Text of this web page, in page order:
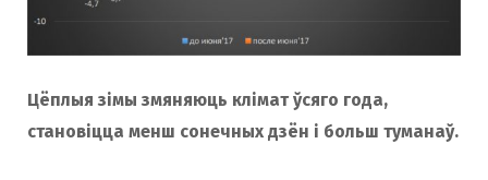
Цёплыя зімы змяняюць клімат ўсяго года,
становіцца менш сонечных дзён і больш туманаў.